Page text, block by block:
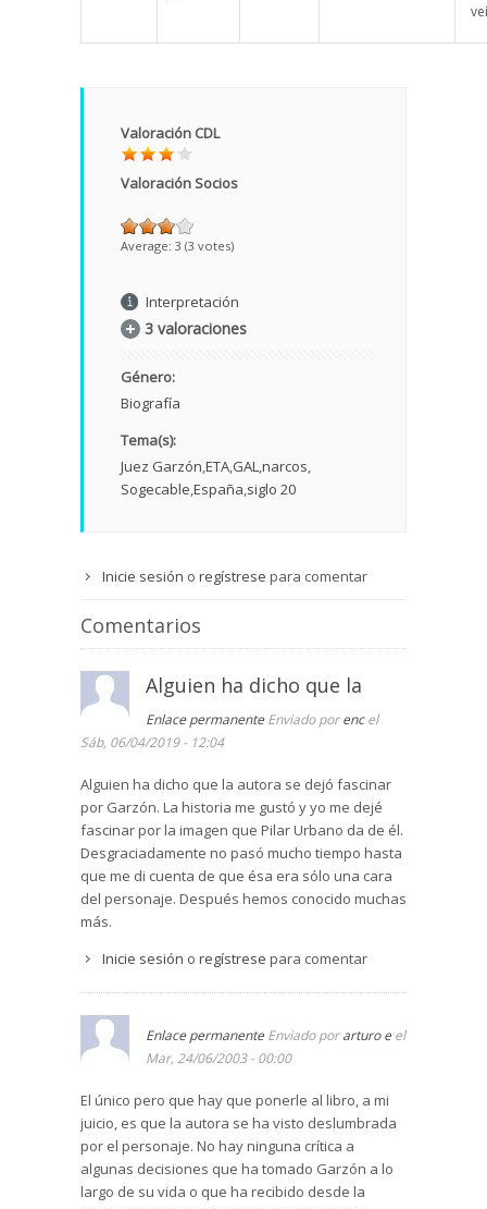
Valoración CDL
Valoración Socios
Average: 3 (3 votes)
Interpretación
3 valoraciones
Género:
Biografía
Tema(s):
Juez Garzón ETA GALnarcos
Sogecable España siglo 20
Inicie sesión o regístrese para comentar
Comentarios
Alguien ha dicho que la
Enlace permanente Enviado porencel
Sáb, 06/04/2019 - 12:04
Alguien ha dicho que la autora se dejó fascinar
por Garzón. La historia me gustó y yo me dejé
fascinar por la imagen que Pilar Urbano da de él.
Desgraciadamente no pasó mucho tiempo hasta
que me di cuenta de que ésa era sólo una cara
del personaje. Después hemos conocido muchas
más.
Inicie sesión o regístrese para comentar
Enlace permanente Enviado porarturo e el
Mar, 24/06/2003 - 00:00
El único pero que hay que ponerle al libro, a mi
juicio, es que la autora se ha visto deslumbrada
por el personaje. No hay ninguna crítica a
algunas decisiones que ha tomado Garzón a lo
largo de su vida o que ha recibido desde la